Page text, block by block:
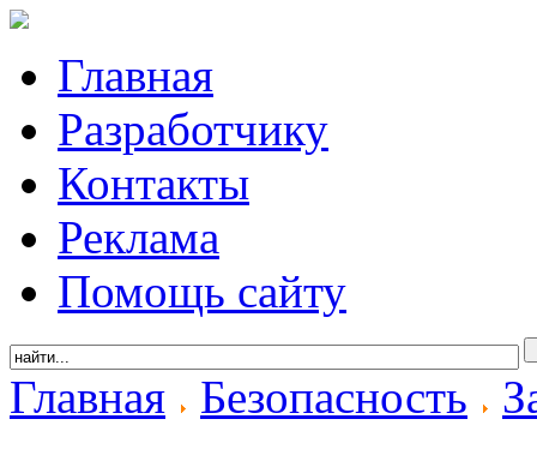
Главная
Разработчику
Контакты
Реклама
Помощь сайту
Главная Безопасность